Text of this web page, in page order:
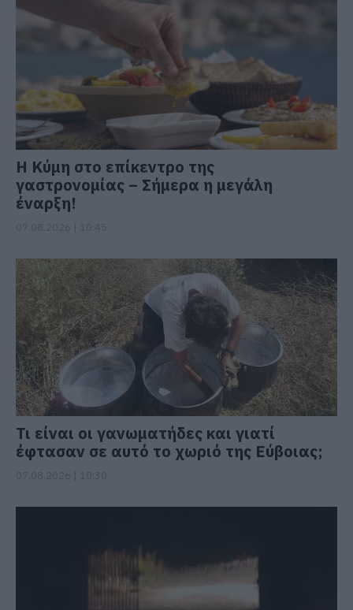
Η Κύμη στο επίκεντρο της
γαστρονομίας – Σήμερα η μεγάλη
έναρξη!
Τι είναι οι γανωματήδες και γιατί
έφτασαν σε αυτό το χωριό της Εύβοιας;